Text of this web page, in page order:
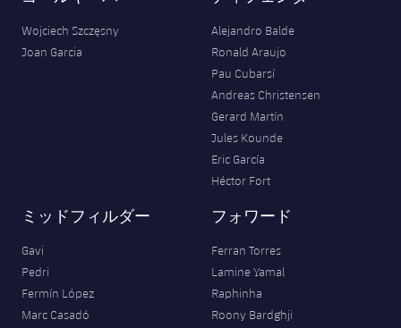
Wojciech Szczęsny
Joan Garcia
Alejandro Balde
Ronald Araujo
Pau Cubarsí
Andreas Christensen
Gerard Martín
Jules Kounde
Eric García
Héctor Fort
ミッドフィルダー
Gavi
Pedri
Fermín López
Marc Casadó
フォワード
Ferran Torres
Lamine Yamal
Raphinha
Roony Bardghji